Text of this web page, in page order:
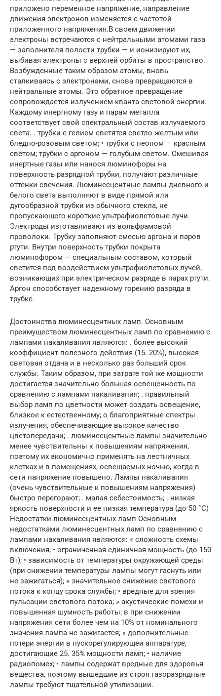
приложено переменное напряжение, направление
движения электронов изменяется с частотой
приложенного напряжения.В своем движении
электроны встречаются с нейтральными атомами газа
— заполнителя полости трубки — и ионизируют их,
выбивая электроны с верхней орбиты в пространство.
Возбужденные таким образом атомы, вновь
сталкиваясь с электронами, снова превращаются в
нейтральные атомы. Это обратное превращение
сопровождается излучением кванта световой энергии.
Каждому инертному газу и парам металла
соответствует свой спектральный состав излучаемого
света: . трубки с гелием светятся светло-желтым или
бледно-розовым светом; • трубки с неоном — красным
светом; трубки с аргоном — голубым светом. Смешивая
инертные газы или нанося люминофоры на
поверхность разрядной трубки, получают различные
оттенки свечения. Люминесцентные лампы дневного и
белого света выполняют в виде прямой или
дугообразной трубки из обычного стекла, не
пропускающего короткие ультрафиолетовые лучи.
Электроды изготавливают из вольфрамовой
проволоки. Трубку заполняют смесью аргона и паров
ртути. Внутри поверхность трубки покрыта
люминофором — специальным составом, который
светится под воздействием ультрафиолетовых лучей,
возникающих при электрическом разряде в парах ртути.
Аргон способствует надежному горению разряда в
трубке.
Достоинства люминесцентных ламп. Основным
преимуществом люминесцентных ламп по сравнению с
лампами накаливания являются: . более высокий
коэффициент полезного действия (15. 20%), высокая
световая отдача и в несколько раз больший срок
службы. Таким образом, при затрате той же мощности
достигается значительно большая освещенность по
сравнению с лампами накаливания; . правильный
выбор ламп по цветности может создать освещение,
близкое к естественному; о благоприятные спектры
излучения, обеспечивающие высокое качество
цветопередачи; . люминесцентные лампы значительно
менее чувствительны к повышениям напряжения,
поэтому их экономично применять на лестничных
клетках и в помещениях, освещаемых ночью, когда в
сети напряжение повышено. Лампы накаливания
(очень чувствительные к повышениям напряжения)
быстро перегорают; . малая себестоимость; . низкая
яркость поверхности и ее низкая температура (до 50 °С)
Недостатки люминесцентных ламп Основным
недостатками люминесцентных ламп по сравнению с
лампами накаливания являются: « сложность схемы
включения; • ограниченная единичная мощность (до 150
Вт); • зависимость от температуры окружающей среды
(при снижении температуры лампы могут гаснуть или
не зажигаться); » значительное снижение светового
потока к концу срока службы; • вредные для зрения
пульсации светового потока; » акустические помехи и
повышенная шумность работы; в при снижении
напряжения сети более чем на 10% от номинального
значения лампа не зажигается; » дополнительные
потери энергии в пускорегулирующеи аппаратуре,
достигающие 25. 35% мощности ламп; • наличие
радиопомех; • лампы содержат вредные для здоровья
вещества, поэтому вышедшие из строя газоразрядные
лампы требуют тщательной утилизации.